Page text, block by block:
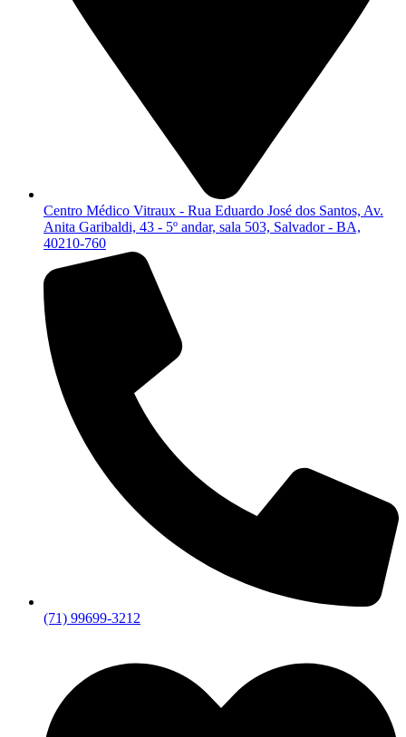
Centro Médico Vitraux - Rua Eduardo José dos Santos, Av.
Anita Garibaldi, 43 - 5º andar, sala 503, Salvador - BA,
40210-760
(71) 99699-3212